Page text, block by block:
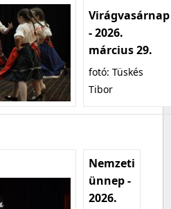
Virágvasárnap
- 2026.
március 29.
fotó: Tüskés
Tibor
Nemzeti
ünnep -
2026.